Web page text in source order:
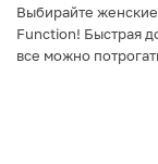
Выбирайте
Function! Быстрая
все можно